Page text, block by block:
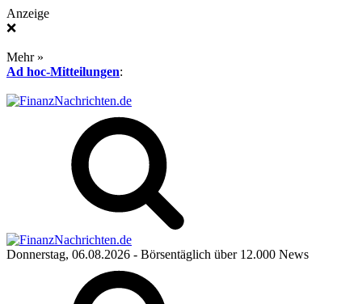
Anzeige
❌
Mehr »
Ad hoc-Mitteilungen:
Donnerstag, 06.08.2026 - Börsentäglich über 12.000 News